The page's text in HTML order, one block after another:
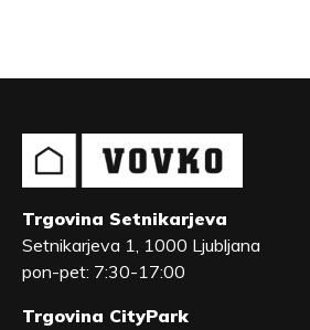
Trgovina Setnikarjeva
Setnikarjeva 1, 1000 Ljubljana
pon-pet: 7:30-17:00
Trgovina CityPark